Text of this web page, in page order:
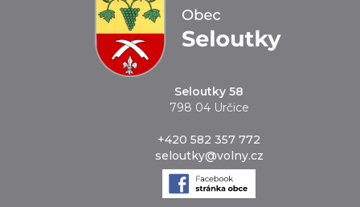
Seloutky 58
798 04 Určice
+420 582 357 772
seloutky@volny.cz